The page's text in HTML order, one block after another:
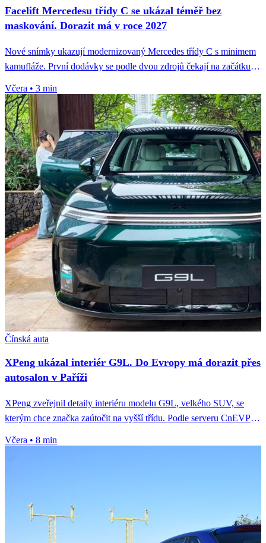
Facelift Mercedesu třídy C se ukázal téměř bez
maskování. Dorazit má v roce 2027
Nové snímky ukazují modernizovaný Mercedes třídy C s minimem
kamufláže. První dodávky se podle dvou zdrojů čekají na začátku
Včera • 3 min
Čínská auta
XPeng ukázal interiér G9L. Do Evropy má dorazit přes
autosalon v Paříži
XPeng zveřejnil detaily interiéru modelu G9L, velkého SUV, se
kterým chce značka zaútočit na vyšší třídu. Podle serveru CnEVPost
Včera • 8 min